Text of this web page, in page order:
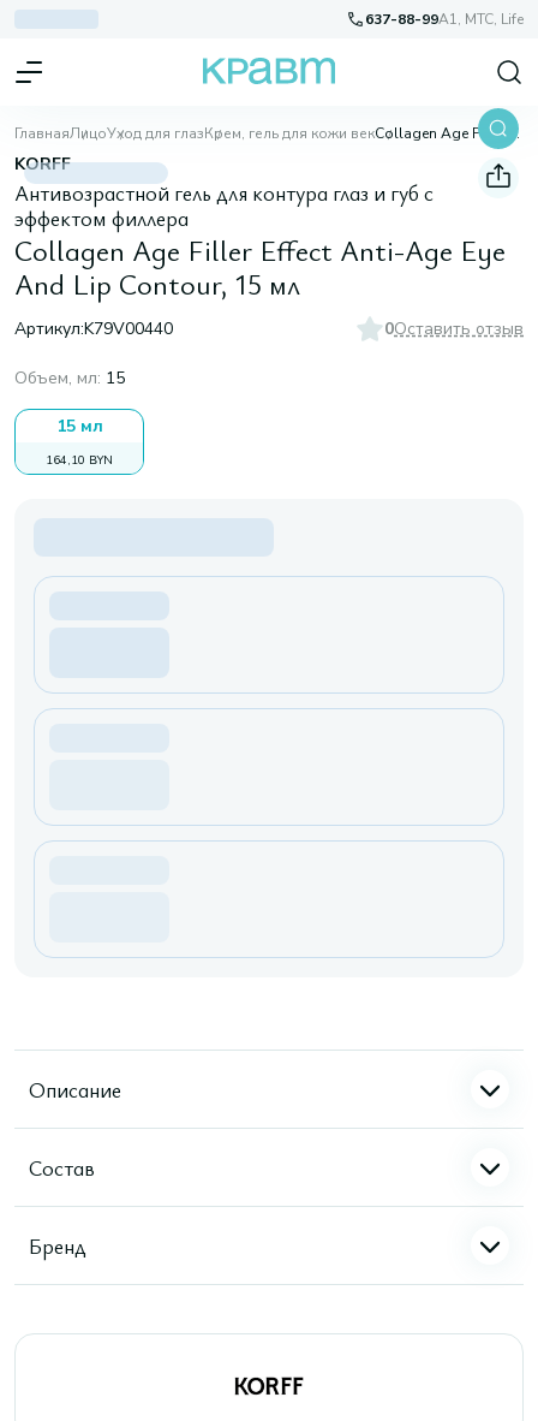
637-88-99A1, МТС, Life
ГлавнаяЛицоУход для глазКрем, гель для кожи век Collagen Age Filler Effect Anti-Age Eye And Lip Contour, 15 мл
KORFF
Антивозрастной гель для контура глаз и губ с
эффектом филлера
Collagen Age Filler Effect Anti-Age Eye
And Lip Contour, 15 мл
Артикул:K79V00440 0Оставить отзыв
Объем, мл: 15
15 мл
164,10 BYN
Описание
Состав
Бренд